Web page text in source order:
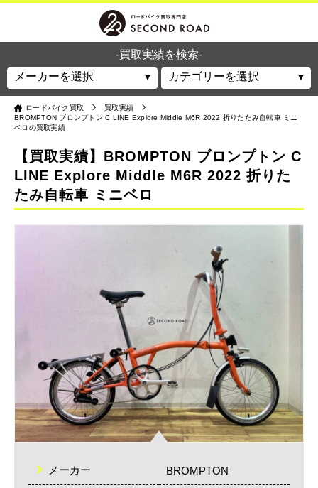
-買取実績を検索-
ロードバイク買取
買取実績
BROMPTON ブロンプトン C LINE Explore Middle M6R 2022 折りたたみ自転車 ミニ
ベロの買取実績
【買取実績】BROMPTON ブロンプトン C
LINE Explore Middle M6R 2022 折りた
たみ自転車 ミニベロ
メーカー BROMPTON